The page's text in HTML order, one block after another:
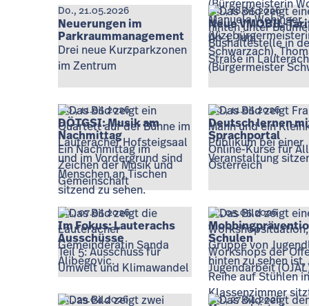
Do., 21.05.2026
Neuerungen im
Parkraummanagement
Drei neue Kurzparkzonen
im Zentrum
Mo., 18.05.2026
Neue VMOBIL-
Ab 1. Juni
Mo., 11.05.2026
DÖTGSI: Musik am
Nachmittag
Ein Nachmittag im
Zeichen der Musik und
Gemeinschaft
Mo., 11.05.2026
Deutsch lernen
Sprachportal
Online-Kurse für
Österreich
Do., 07.05.2026
Im Fokus: Lauterachs
Ausschüsse
Teil 5: Ausschuss für
Umwelt und Klimawandel
Di., 05.05.2026
Schulen
Workshops der
Jugendarbeit
Mi., 29.04.2026 Mo., 27.04.2026